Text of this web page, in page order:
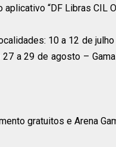
“DF Libras CIL
10 a 12 de
a 29 de agosto –
gratuitos e Arena